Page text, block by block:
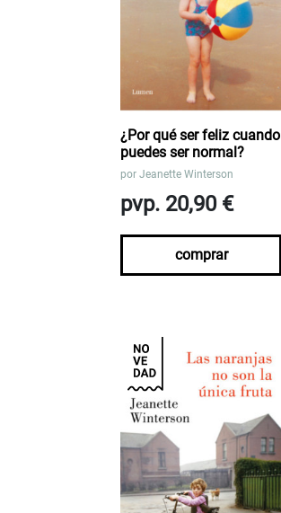
¿Por qué ser feliz cuando
puedes ser normal?
por Jeanette Winterson
pvp. 20,90 €
comprar